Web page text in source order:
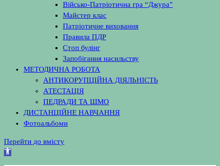
Військо-Патріотична гра “Джура”
Майстер клас
Патріотичне виховання
Правила ПДР
Стоп булінг
Запобігання насильству
МЕТОДИЧНА РОБОТА
АНТИКОРУПЦІЙНА ДІЯЛЬНІСТЬ
АТЕСТАЦІЯ
ПЕДРАДИ ТА ШМО
ДИСТАНЦІЙНЕ НАВЧАННЯ
Фотоальбоми
Перейти до вмісту
Відкрити